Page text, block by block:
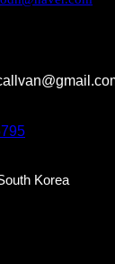
Korea